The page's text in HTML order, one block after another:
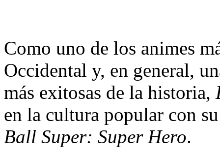
Como uno de los animes
Occidental y, en general,
más exitosas de la historia,
en la cultura popular con
Ball Super: Super Hero.